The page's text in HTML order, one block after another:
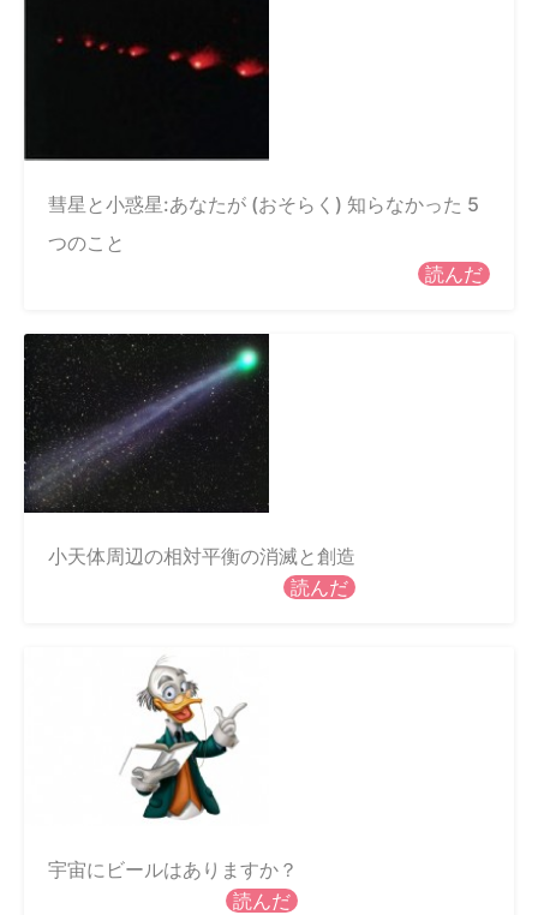
彗星と小惑星:あなたが (おそらく) 知らなかった 5
つのこと
読んだ
小天体周辺の相対平衡の消滅と創造
読んだ
宇宙にビールはありますか？
読んだ